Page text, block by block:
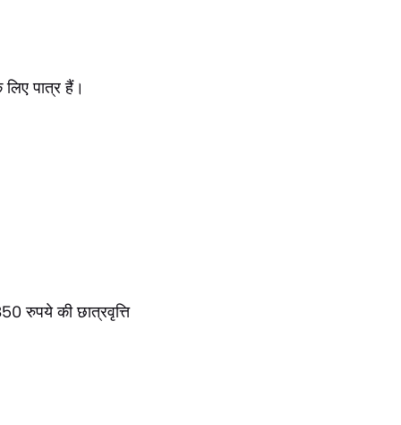
पात्र हैं।
रुपये की छात्रवृत्ति